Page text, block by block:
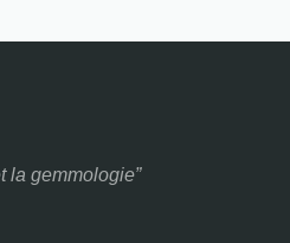
la gemmologie”